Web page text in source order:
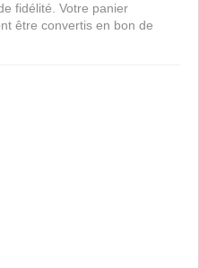
fidélité. Votre panier
être convertis en bon de